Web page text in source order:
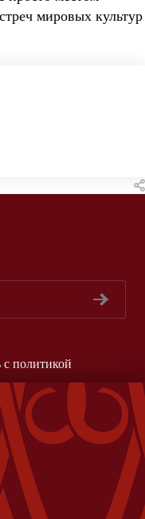
мировых культур
с политикой